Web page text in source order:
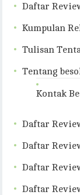
Daftar
Kumpulan
Tulisan
Tentang
Kontak
Daftar
Daftar
Daftar
Daftar